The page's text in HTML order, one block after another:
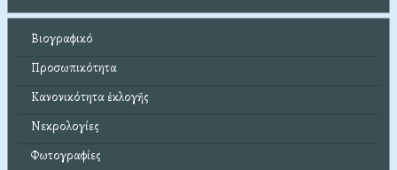
Βιογραφικό
Προσωπικότητα
Κανονικότητα ἐκλογῆς
Νεκρολογίες
Φωτογραφίες